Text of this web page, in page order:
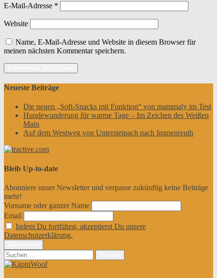
E-Mail-Adresse *
Website
Name, E-Mail-Adresse und Website in diesem Browser für
meinen nächsten Kommentar speichern.
Neueste Beiträge
Die neuen „Soft-Snacks mit Funktion“ von mammaly im Test
Hundewanderung für warme Tage – Im Zeichen des Weißen
Main
Auf dem Westweg von Untersteinach nach Immenreuth
Bleib Up-to-date
Abonniere unser Newsletter und verpasse zukünftig keine Beiträge
mehr!
Vorname oder ganzer Name
Email
Indem Du fortfährst, akzeptierst Du unsere
Datenschutzerklärung.
Suchen
nach: